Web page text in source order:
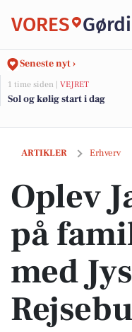
VORES
Seneste nyt ›
1 time siden | VEJRET
Sol og kølig start i dag
ARTIKLER Erhverv
Oplev Japans magi på
Oplev
på
med